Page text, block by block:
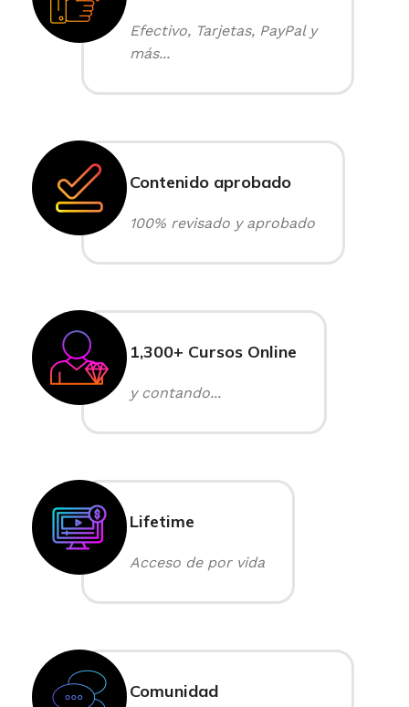
Efectivo, Tarjetas, PayPal y
más...
Contenido aprobado
100% revisado y aprobado
1,300+ Cursos Online
y contando...
Lifetime
Acceso de por vida
Comunidad